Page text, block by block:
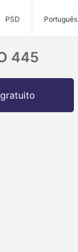
PSD Português
445